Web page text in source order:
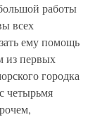
работы
всех
ему помощь
из первых
городка
четырьмя